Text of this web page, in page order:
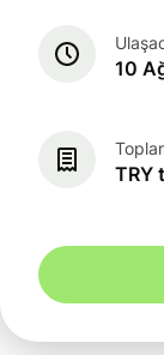
10
TRY